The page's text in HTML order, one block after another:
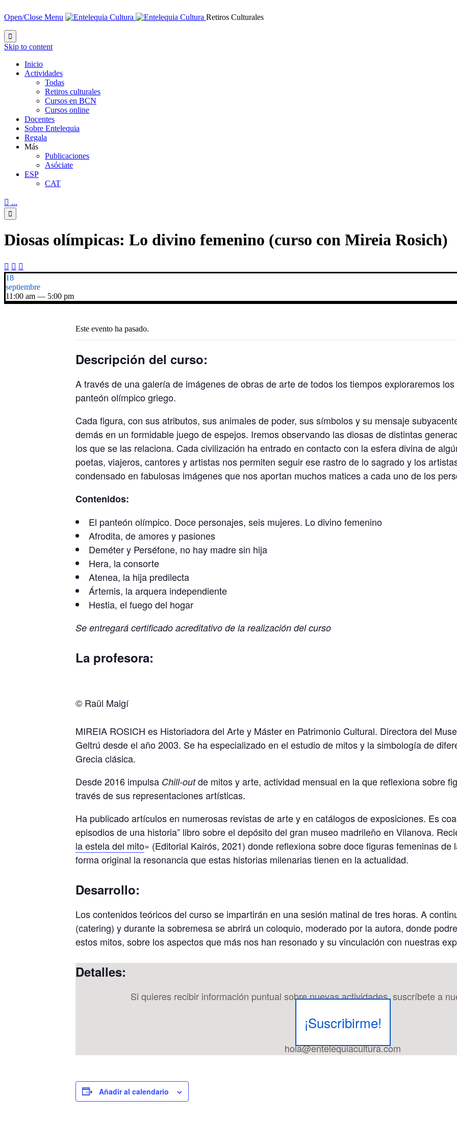
Open/Close Menu Retiros Culturales

Skip to content
Inicio
Actividades
Todas
Retiros culturales
Cursos en BCN
Cursos online
Docentes
Sobre Entelequia
Regala
Más
Publicaciones
Asóciate
ESP
CAT
 ...

Diosas olímpicas: Lo divino femenino (curso con Mireia Rosich)
  
18
septiembre
11:00 am — 5:00 pm
Este evento ha pasado.
Descripción del curso:
A través de una galería de imágenes de obras de arte de todos los tiempos exploraremos
panteón olímpico griego.
Cada figura, con sus atributos, sus animales de poder, sus símbolos y su mensaje
demás en un formidable juego de espejos. Iremos observando las diosas de distintas
los que se las relaciona. Cada civilización ha entrado en contacto con la esfera divina de
poetas, viajeros, cantores y artistas nos permiten seguir ese rastro de lo sagrado y los
condensado en fabulosas imágenes que nos aportan muchos matices a cada uno de los
Contenidos:
El panteón olímpico. Doce personajes, seis mujeres. Lo divino femenino
Afrodita, de amores y pasiones
Deméter y Perséfone, no hay madre sin hija
Hera, la consorte
Atenea, la hija predilecta
Ártemis, la arquera independiente
Hestia, el fuego del hogar
Se entregará certificado acreditativo de la realización del curso
La profesora:
© Raül Maigí
MIREIA ROSICH es Historiadora del Arte y Máster en Patrimonio Cultural. Directora del
Geltrú desde el año 2003. Se ha especializado en el estudio de mitos y la simbología de
Grecia clásica.
Desde 2016 impulsa Chill-outde mitos y arte, actividad mensual en la que reflexiona sobre
través de sus representaciones artísticas.
Ha publicado artículos en numerosas revistas de arte y en catálogos de exposiciones. Es
episodios de una historia” libro sobre el depósito del gran museo madrileño en Vilanova.
la estela del mito» (Editorial Kairós, 2021) donde reflexiona sobre doce figuras femeninas
forma original la resonancia que estas historias milenarias tienen en la actualidad.
Desarrollo:
Los contenidos teóricos del curso se impartirán en una sesión matinal de tres horas. A
(catering) y durante la sobremesa se abrirá un coloquio, moderado por la autora, donde
estos mitos, sobre los aspectos que más nos han resonado y su vinculación con nuestras
Detalles:
Si quieres recibir información puntual sobre nuevas actividades, suscríbete a
¡Suscribirme!
hola@entelequiacultura.com
Añadir al calendario